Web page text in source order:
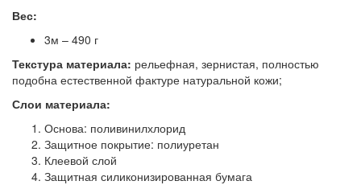
Вес:
3м – 490 г
Текстура материала: рельефная, зернистая, полностью
подобна естественной фактуре натуральной кожи;
Слои материала:
Основа: поливинилхлорид
Защитное покрытие: полиуретан
Клеевой слой
Защитная силиконизированная бумага